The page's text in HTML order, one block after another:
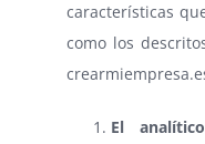
características
como los
El